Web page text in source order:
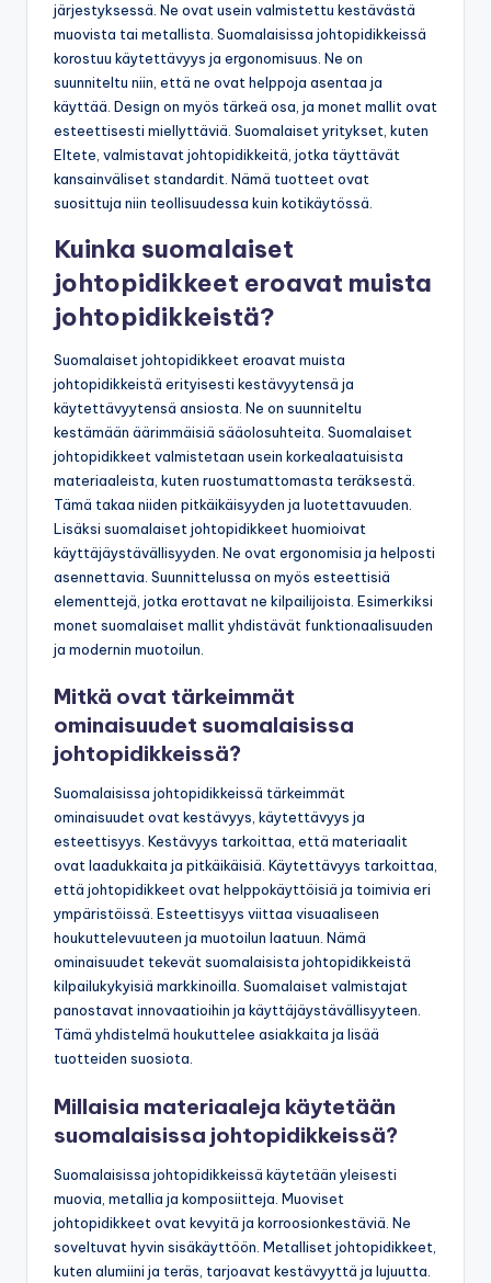
järjestyksessä. Ne ovat usein valmistettu kestävästä
muovista tai metallista. Suomalaisissa johtopidikkeissä
korostuu käytettävyys ja ergonomisuus. Ne on
suunniteltu niin, että ne ovat helppoja asentaa ja
käyttää. Design on myös tärkeä osa, ja monet mallit ovat
esteettisesti miellyttäviä. Suomalaiset yritykset, kuten
Eltete, valmistavat johtopidikkeitä, jotka täyttävät
kansainväliset standardit. Nämä tuotteet ovat
suosittuja niin teollisuudessa kuin kotikäytössä.
Kuinka suomalaiset
johtopidikkeet eroavat muista
johtopidikkeistä?
Suomalaiset johtopidikkeet eroavat muista
johtopidikkeistä erityisesti kestävyytensä ja
käytettävyytensä ansiosta. Ne on suunniteltu
kestämään äärimmäisiä sääolosuhteita. Suomalaiset
johtopidikkeet valmistetaan usein korkealaatuisista
materiaaleista, kuten ruostumattomasta teräksestä.
Tämä takaa niiden pitkäikäisyyden ja luotettavuuden.
Lisäksi suomalaiset johtopidikkeet huomioivat
käyttäjäystävällisyyden. Ne ovat ergonomisia ja helposti
asennettavia. Suunnittelussa on myös esteettisiä
elementtejä, jotka erottavat ne kilpailijoista. Esimerkiksi
monet suomalaiset mallit yhdistävät funktionaalisuuden
ja modernin muotoilun.
Mitkä ovat tärkeimmät
ominaisuudet suomalaisissa
johtopidikkeissä?
Suomalaisissa johtopidikkeissä tärkeimmät
ominaisuudet ovat kestävyys, käytettävyys ja
esteettisyys. Kestävyys tarkoittaa, että materiaalit
ovat laadukkaita ja pitkäikäisiä. Käytettävyys tarkoittaa,
että johtopidikkeet ovat helppokäyttöisiä ja toimivia eri
ympäristöissä. Esteettisyys viittaa visuaaliseen
houkuttelevuuteen ja muotoilun laatuun. Nämä
ominaisuudet tekevät suomalaisista johtopidikkeistä
kilpailukykyisiä markkinoilla. Suomalaiset valmistajat
panostavat innovaatioihin ja käyttäjäystävällisyyteen.
Tämä yhdistelmä houkuttelee asiakkaita ja lisää
tuotteiden suosiota.
Millaisia materiaaleja käytetään
suomalaisissa johtopidikkeissä?
Suomalaisissa johtopidikkeissä käytetään yleisesti
muovia, metallia ja komposiitteja. Muoviset
johtopidikkeet ovat kevyitä ja korroosionkestäviä. Ne
soveltuvat hyvin sisäkäyttöön. Metalliset johtopidikkeet,
kuten alumiini ja teräs, tarjoavat kestävyyttä ja lujuutta.